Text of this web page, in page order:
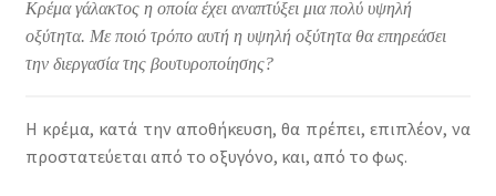
Κρέμα γάλακτος η οποία έχει αναπτύξει μια πολύ υψηλή
οξύτητα. Με ποιό τρόπο αυτή η υψηλή οξύτητα θα επηρεάσει
την διεργασία της βουτυροποίησης?
Η κρέμα, κατά την αποθήκευση, θα πρέπει, επιπλέον, να
προστατεύεται από το οξυγόνο, και, από το φως.